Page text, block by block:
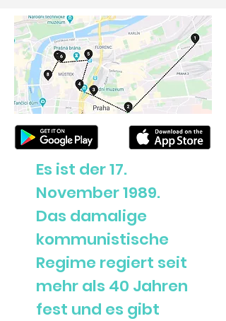
Es ist der 17.
November 1989.
Das damalige
kommunistische
Regime regiert seit
mehr als 40 Jahren
fest und es gibt